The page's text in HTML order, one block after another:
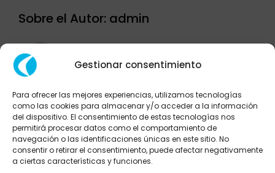
Gestionar consentimiento
Para ofrecer las mejores experiencias, utilizamos tecnologías
como las cookies para almacenar y/o acceder a la información
del dispositivo. El consentimiento de estas tecnologías nos
permitirá procesar datos como el comportamiento de
navegación o las identificaciones únicas en este sitio. No
consentir o retirar el consentimiento, puede afectar negativamente
a ciertas características y funciones.
Sobre el Autor: admin
Deja tu comentario
Comentar